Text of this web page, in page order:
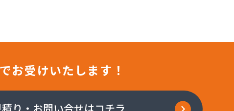
でお受けいたします！